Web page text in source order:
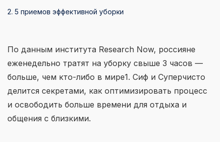
2. 5 приемов эффективной уборки
По данным института Research Now, россияне
еженедельно тратят на уборку свыше 3 часов —
больше, чем кто-либо в мире1. Сиф и Суперчисто
делится секретами, как оптимизировать процесс
и освободить больше времени для отдыха и
общения с близкими.